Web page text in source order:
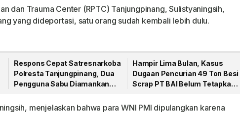
dan Trauma Center (RPTC) Tanjungpinang, Sulistyaningsih,
yang dideportasi, satu orang sudah kembali lebih dulu.
Respons Cepat Satresnarkoba
Polresta Tanjungpinang, Dua
Pengguna Sabu Diamankan
110
Hampir Lima Bulan, Kasus
Dugaan Pencurian 49 Ton Besi
Scrap PT BAI Belum Tetapkan
menjelaskan bahwa para WNI PMI dipulangkan karena